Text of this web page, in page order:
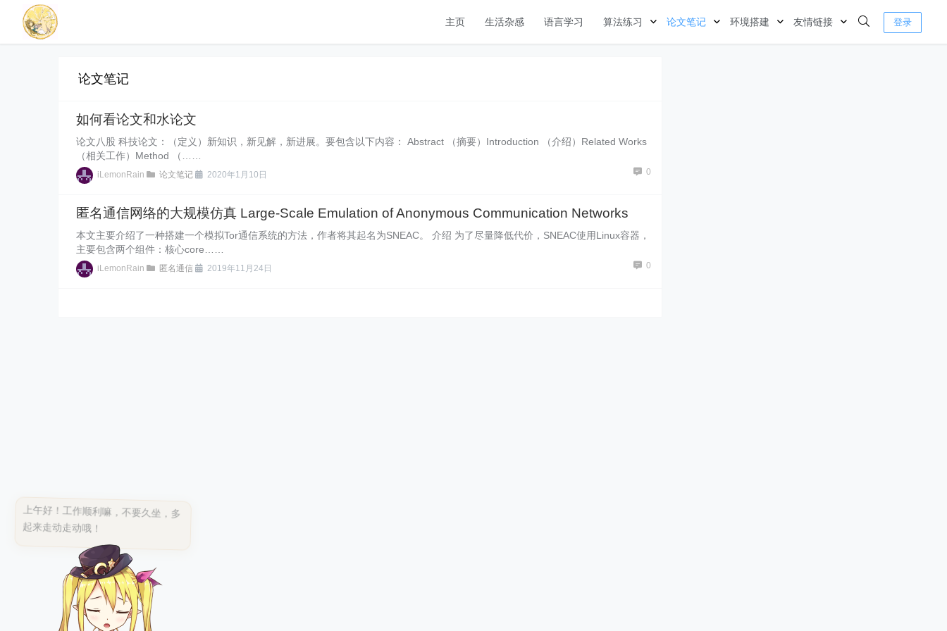
主页 生活杂感 语言学习 算法练习 论文笔记 环境搭建 友情链接 登录
论文笔记
如何看论文和水论文
论文八股 科技论文：（定义）新知识，新见解，新进展。要包含以下内容： Abstract （摘要）Introduction （介绍）Related Works
（相关工作）Method （……
iLemonRain 论文笔记 2020年1月10日 0
匿名通信网络的大规模仿真 Large-Scale Emulation of Anonymous Communication Networks
本文主要介绍了一种搭建一个模拟Tor通信系统的方法，作者将其起名为SNEAC。 介绍 为了尽量降低代价，SNEAC使用Linux容器，
主要包含两个组件：核心core……
iLemonRain 匿名通信 2019年11月24日 0
上午好！工作顺利嘛，不要久坐，多
起来走动走动哦！